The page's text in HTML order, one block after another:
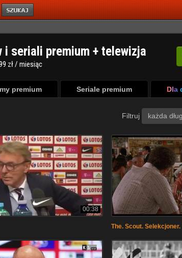
i seriali premium + telewizja
zł / miesiąc
premium Seriale premium Dla
Filtruj każda
00:38
The. Scout. Selekcjoner.